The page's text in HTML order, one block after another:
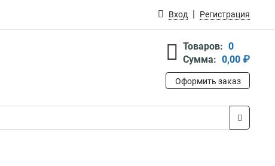
Вход Регистрация
Товаров: 0
Сумма: 0,00 ₽
Оформить заказ